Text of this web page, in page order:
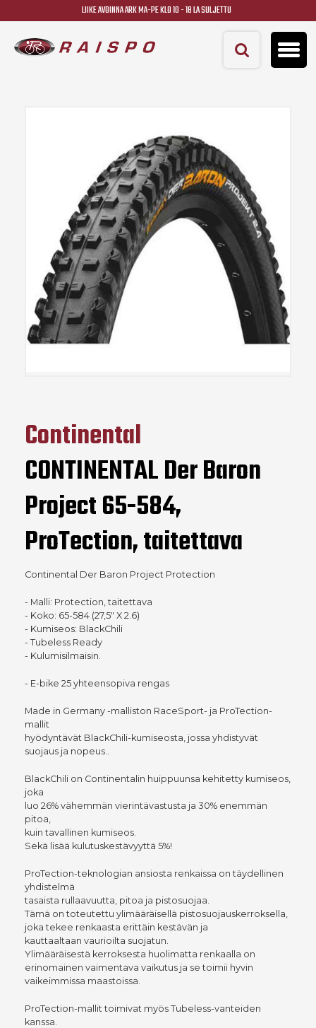
LIIKE AVOINNA ARK MA-PE KLO 10 - 18 LA SULJETTU
Continental
CONTINENTAL Der Baron
Project 65-584,
ProTection, taitettava
Continental Der Baron Project Protection
- Malli: Protection, taitettava
- Koko: 65-584 (27,5" X 2.6)
- Kumiseos: BlackChili
- Tubeless Ready
- Kulumisilmaisin.
- E-bike 25 yhteensopiva rengas
Made in Germany -malliston RaceSport- ja ProTection-
mallit
hyödyntävät BlackChili-kumiseosta, jossa yhdistyvät
suojaus ja nopeus..
BlackChili on Continentalin huippuunsa kehitetty kumiseos,
joka
luo 26% vähemmän vierintävastusta ja 30% enemmän
pitoa,
kuin tavallinen kumiseos.
Sekä lisää kulutuskestävyyttä 5%!
ProTection-teknologian ansiosta renkaissa on täydellinen
yhdistelmä
tasaista rullaavuutta, pitoa ja pistosuojaa.
Tämä on toteutettu ylimääräisellä pistosuojauskerroksella,
joka tekee renkaasta erittäin kestävän ja
kauttaaltaan vaurioilta suojatun.
Ylimääräisestä kerroksesta huolimatta renkaalla on
erinomainen vaimentava vaikutus ja se toimii hyvin
vaikeimmissa maastoissa.
ProTection-mallit toimivat myös Tubeless-vanteiden
kanssa.